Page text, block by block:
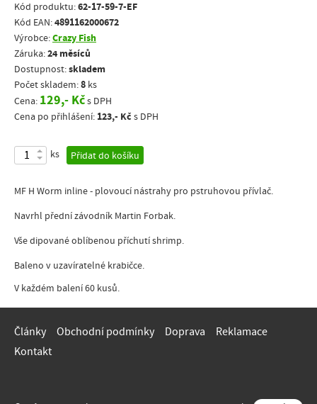
Kód produktu:62-17-59-7-EF
Kód EAN:4891162000672
Výrobce:Crazy Fish
Záruka:24 měsíců
Dostupnost:skladem
Počet skladem:8 ks
Cena: 129,- Kčs DPH
Cena po přihlášení: 123,- Kč s DPH
ks Přidat do košíku
MF H Worm inline - plovoucí nástrahy pro pstruhovou přívlač.
Navrhl přední závodník Martin Forbak.
Vše dipované oblíbenou příchutí shrimp.
Baleno v uzavíratelné krabičce.
V každém balení 60 kusů.
Články Obchodní podmínky Doprava
Reklamace
Kontakt